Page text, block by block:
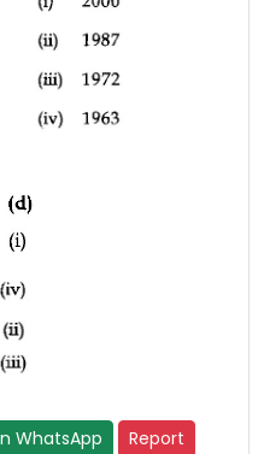
WhatsApp Report